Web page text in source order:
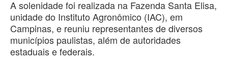
A solenidade foi realizada na Fazenda Santa Elisa,
unidade do Instituto Agronômico (IAC), em
Campinas, e reuniu representantes de diversos
municípios paulistas, além de autoridades
estaduais e federais.